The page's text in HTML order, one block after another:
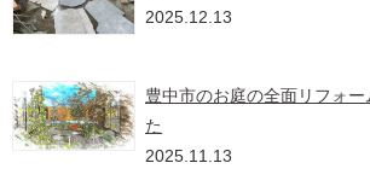
2025.12.13
豊中市のお庭の全面リフォ
た
2025.11.13